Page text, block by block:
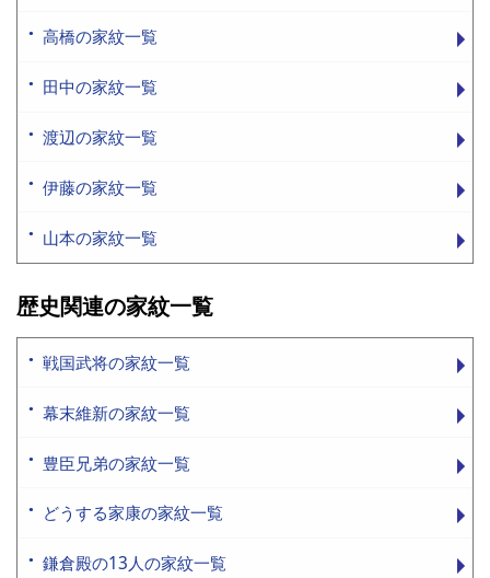
高橋の家紋一覧
田中の家紋一覧
渡辺の家紋一覧
伊藤の家紋一覧
山本の家紋一覧
歴史関連の家紋一覧
戦国武将の家紋一覧
幕末維新の家紋一覧
豊臣兄弟の家紋一覧
どうする家康の家紋一覧
鎌倉殿の13人の家紋一覧